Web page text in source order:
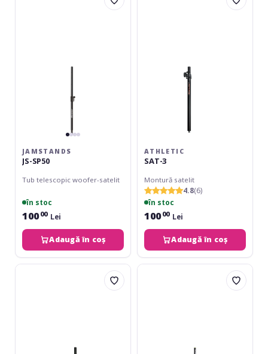
JAMSTANDS
JS-SP50
Tub telescopic woofer-satelit
în stoc
10000 Lei
Adaugă în coș
ATHLETIC
SAT-3
Montură satelit
4.8(6)
în stoc
10000 Lei
Adaugă în coș
Omnitronic
Gravity